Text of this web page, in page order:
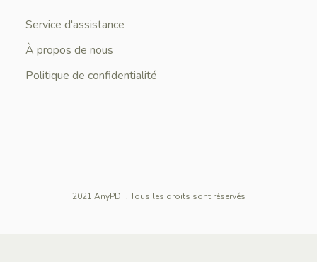
Service d'assistance
À propos de nous
Politique de confidentialité
2021 AnyPDF. Tous les droits sont réservés